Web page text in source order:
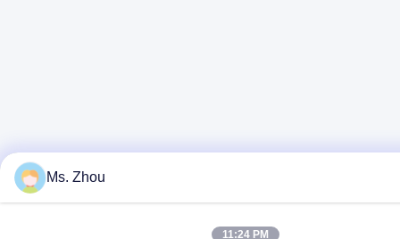
Ms. Zhou
11:24 PM